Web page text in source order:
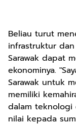
Beliau turut
infrastruktur
Sarawak dapat
ekonominya.
Sarawak untuk
memiliki
dalam teknologi
nilai kepada